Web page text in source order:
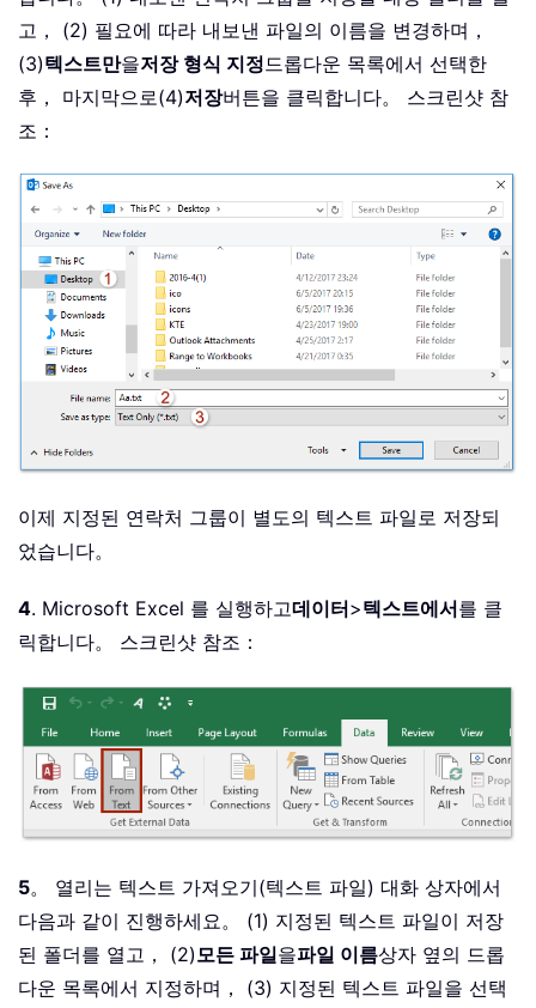
고， (2) 필요에 따라 내보낸 파일의 이름을 변경하며，
(3)텍스트만을저장 형식 지정드롭다운 목록에서 선택한
후， 마지막으로(4)저장버튼을 클릭합니다。 스크린샷 참
조：
이제 지정된 연락처 그룹이 별도의 텍스트 파일로 저장되
었습니다。
4. Microsoft Excel 를 실행하고데이터>텍스트에서를 클
릭합니다。 스크린샷 참조：
5。 열리는 텍스트 가져오기(텍스트 파일) 대화 상자에서
다음과 같이 진행하세요。 (1) 지정된 텍스트 파일이 저장
된 폴더를 열고， (2)모든 파일을파일 이름상자 옆의 드롭
다운 목록에서 지정하며， (3) 지정된 텍스트 파일을 선택